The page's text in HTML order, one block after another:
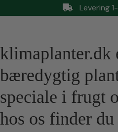
Levering
klimaplanter.dk
bæredygtig
speciale i frugt
hos os finder